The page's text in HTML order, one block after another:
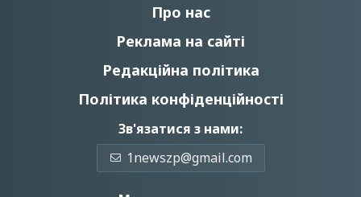
Про нас
Реклама на сайті
Редакційна політика
Політика конфіденційності
Зв'язатися з нами:
1newszp@gmail.com